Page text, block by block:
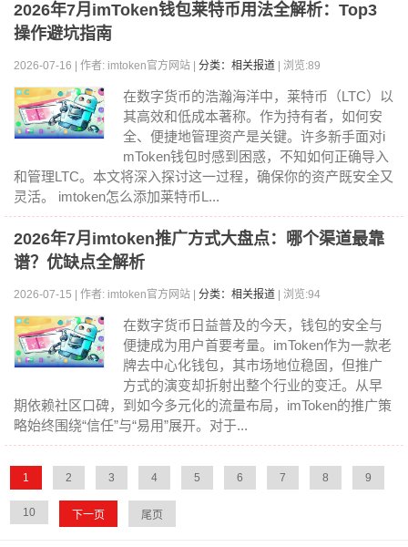
2026年7月imToken钱包莱特币用法全解析：Top3
操作避坑指南
2026-07-16 | 作者: imtoken官方网站 | 分类：相关报道 | 浏览:89
在数字货币的浩瀚海洋中，莱特币（LTC）以
其高效和低成本著称。作为持有者，如何安
全、便捷地管理资产是关键。许多新手面对i
mToken钱包时感到困惑，不知如何正确导入
和管理LTC。本文将深入探讨这一过程，确保你的资产既安全又
灵活。 imtoken怎么添加莱特币L...
2026年7月imtoken推广方式大盘点：哪个渠道最靠
谱？优缺点全解析
2026-07-15 | 作者: imtoken官方网站 | 分类：相关报道 | 浏览:94
在数字货币日益普及的今天，钱包的安全与
便捷成为用户首要考量。imToken作为一款老
牌去中心化钱包，其市场地位稳固，但推广
方式的演变却折射出整个行业的变迁。从早
期依赖社区口碑，到如今多元化的流量布局，imToken的推广策
略始终围绕“信任”与“易用”展开。对于...
1 2 3 4 5 6 7 8 9
10 下一页 尾页